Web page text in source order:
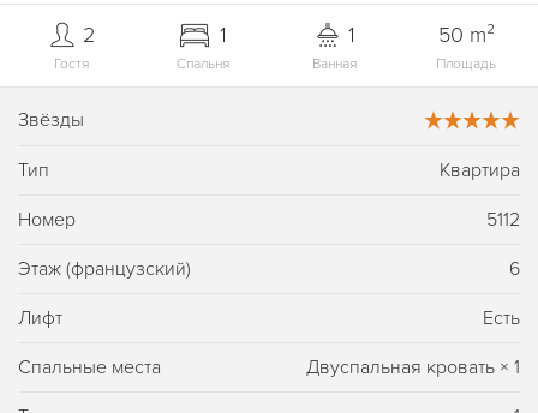
Гостя
2
Спальня
1
Ванная
1
Площадь
50 m²
Звёзды
Тип Квартира
Номер 5112
Этаж (французский) 6
Лифт Есть
Спальные места Двуспальная кровать × 1